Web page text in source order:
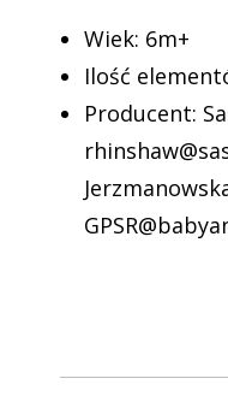
Wiek: 6m+
Ilość
Producent: